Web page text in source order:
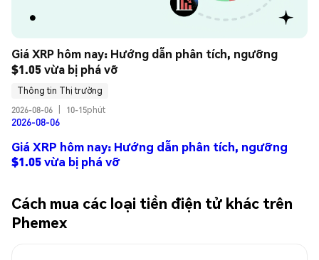
Giá XRP hôm nay: Hướng dẫn phân tích, ngưỡng
$1.05 vừa bị phá vỡ
Thông tin Thị trường
2026-08-06
10-15phút
2026-08-06
Giá XRP hôm nay: Hướng dẫn phân tích, ngưỡng
$1.05 vừa bị phá vỡ
Cách mua các loại tiền điện tử khác trên
Phemex